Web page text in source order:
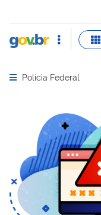
Abrir menu
Polícia Federal